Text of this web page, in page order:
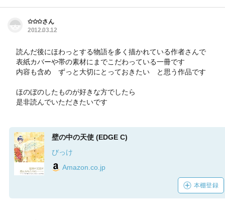
✩✩✩さん
2012.03.12
読んだ後にほわっとする物語を多く描かれている作者さんで
表紙カバーや帯の素材にまでこだわっている一冊です
内容も含め ずっと大切にとっておきたい と思う作品です
ほのぼのしたものが好きな方でしたら
是非読んでいただきたいです
壁の中の天使 (EDGE C)
びっけ
Amazon.co.jp
本棚登録